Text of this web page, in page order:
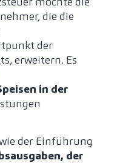
die die
der
erweitern. Es
in der
der Einführung
der